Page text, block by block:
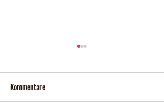
Kommentare